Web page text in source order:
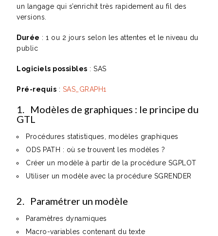
un langage qui s’enrichit très rapidement au fil des
versions.
Durée : 1 ou 2 jours selon les attentes et le niveau du
public
Logiciels possibles : SAS
Pré-requis : SAS_GRAPH1
1. Modèles de graphiques : le principe du
GTL
Procédures statistiques, modèles graphiques
ODS PATH : où se trouvent les modèles ?
Créer un modèle à partir de la procédure SGPLOT
Utiliser un modèle avec la procédure SGRENDER
2. Paramétrer un modèle
Paramètres dynamiques
Macro-variables contenant du texte